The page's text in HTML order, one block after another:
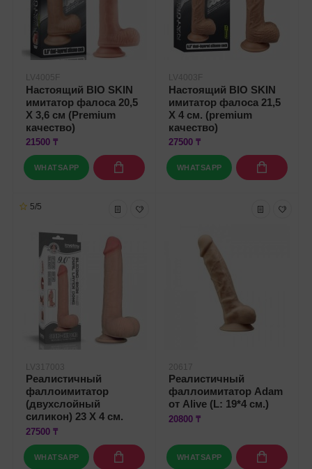
LV4005F
Настоящий BIO SKIN
имитатор фалоса 20,5
Х 3,6 см (Premium
качество)
21500 ₸
WHATSAPP
Настоящий BIO SKIN
имитатор фалоса 21,5
Х 4 см. (premium
качество)
27500 ₸
WHATSAPP
5/5
LV317003
Реалистичный
фаллоимитатор
(двухслойный
силикон) 23 Х 4 см.
27500 ₸
WHATSAPP
20617
Реалистичный
фаллоимитатор Adam
от Alive (L: 19*4 см.)
20800 ₸
WHATSAPP